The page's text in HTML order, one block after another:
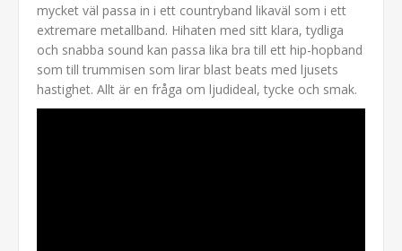
mycket väl passa in i ett countryband likaväl som i ett
extremare metallband. Hihaten med sitt klara, tydliga
och snabba sound kan passa lika bra till ett hip-hopband
som till trummisen som lirar blast beats med ljusets
hastighet. Allt är en fråga om ljudideal, tycke och smak.